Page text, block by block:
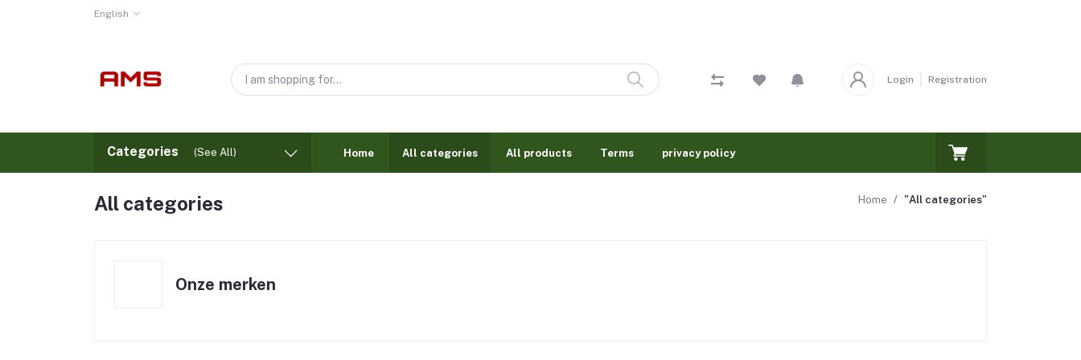
English
Login Registration
Categories (See All) Home All categories All products Terms privacy policy
All categories Home "All categories"
Onze merken